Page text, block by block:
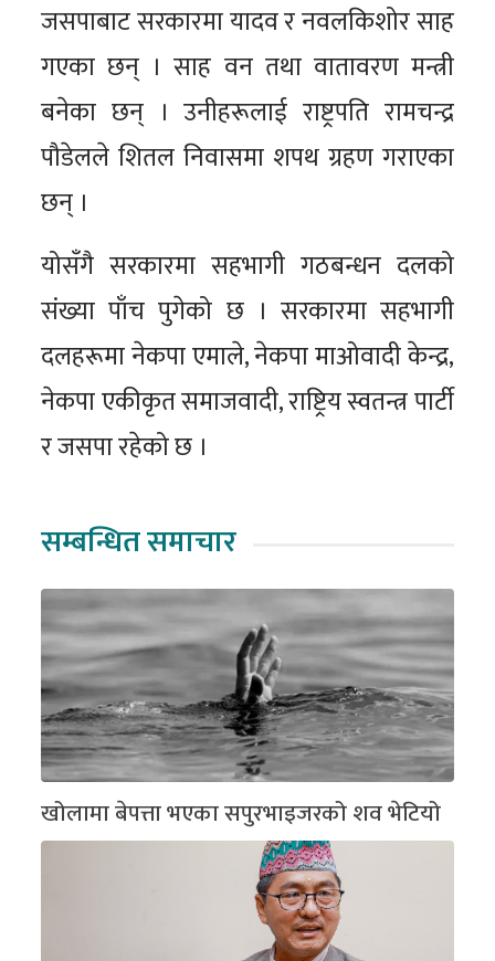
जसपाबाट सरकारमा यादव र नवलकिशोर साह
गएका छन् । साह वन तथा वातावरण मन्त्री
बनेका छन् । उनीहरूलाई राष्ट्रपति रामचन्द्र
पौडेलले शितल निवासमा शपथ ग्रहण गराएका
छन् ।
योसँगै सरकारमा सहभागी गठबन्धन दलको
संख्या पाँच पुगेको छ । सरकारमा सहभागी
दलहरूमा नेकपा एमाले, नेकपा माअ‍ोवादी केन्द्र,
नेकपा एकीकृत समाजवादी, राष्ट्रिय स्वतन्त्र पार्टी
र जसपा रहेको छ ।
सम्बन्धित समाचार
खोलामा बेपत्ता भएका सपुरभाइजरको शव भेटियो